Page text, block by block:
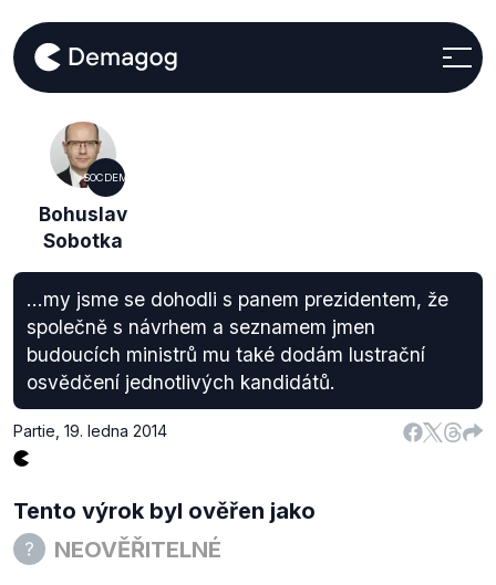
SOCDEM
Bohuslav
Sobotka
...my jsme se dohodli s panem prezidentem, že
společně s návrhem a seznamem jmen
budoucích ministrů mu také dodám lustrační
osvědčení jednotlivých kandidátů.
Partie 19. ledna 2014
Tento výrok byl ověřen jako
NEOVĚŘITELNÉ